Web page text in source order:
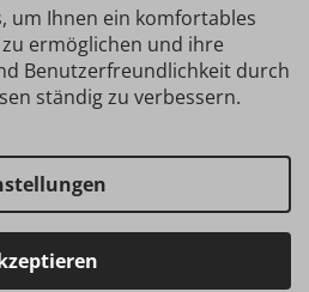
um Ihnen ein komfortables
ermöglichen und ihre
Benutzerfreundlichkeit durch
ständig zu verbessern.
Ihnen gerne zur Verfügung →
von Shoptet
| MESSTECHNIK. Alle Rechte